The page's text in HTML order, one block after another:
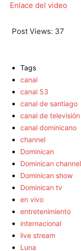
Enlace del video
Post Views: 37
Tags
canal
canal 53
canal de santiago
canal de televisión
canal dominicano
channel
Dominican
Dominican channel
Dominican show
Dominican tv
en vivo
entretenimiento
internacional
live stream
Luna